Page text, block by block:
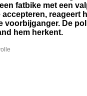
fatbike met een
reageert
voorbijganger. De
hem herkent.